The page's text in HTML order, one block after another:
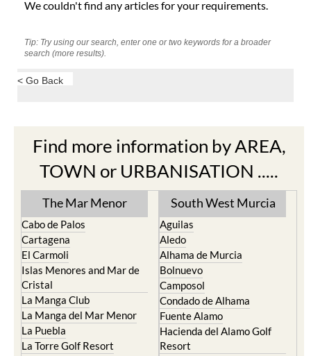
We couldn't find any articles for your requirements.
Tip: Try using our search, enter one or two keywords for a broader
search (more results).
< Go Back
Find more information by AREA,
TOWN or URBANISATION .....
The Mar Menor
Cabo de Palos
Cartagena
El Carmoli
Islas Menores and Mar de
Cristal
La Manga Club
La Manga del Mar Menor
La Puebla
La Torre Golf Resort
South West Murcia
Aguilas
Aledo
Alhama de Murcia
Bolnuevo
Camposol
Condado de Alhama
Fuente Alamo
Hacienda del Alamo Golf
Resort